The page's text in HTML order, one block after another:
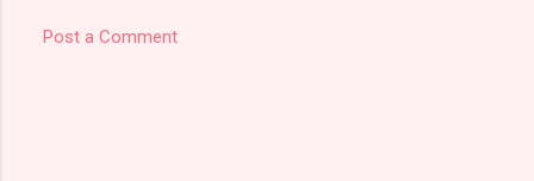
Post a Comment